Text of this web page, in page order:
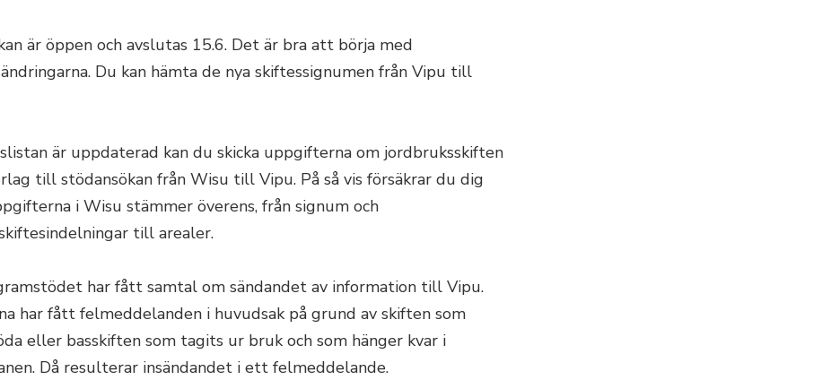
är öppen och avslutas 15.6. Det är bra att börja med
Du kan hämta de nya skiftessignumen från Vipu till
är uppdaterad kan du skicka uppgifterna om jordbruksskiften
till stödansökan från Wisu till Vipu. På så vis försäkrar du dig
i Wisu stämmer överens, från signum och
till arealer.
har fått samtal om sändandet av information till Vipu.
har fått felmeddelanden i huvudsak på grund av skiften som
eller basskiften som tagits ur bruk och som hänger kvar i
Då resulterar insändandet i ett felmeddelande.